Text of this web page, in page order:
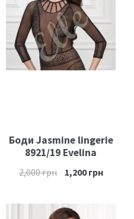
Боди Jasmine lingerie
8921/19 Evelina
2,000грн 1,200грн